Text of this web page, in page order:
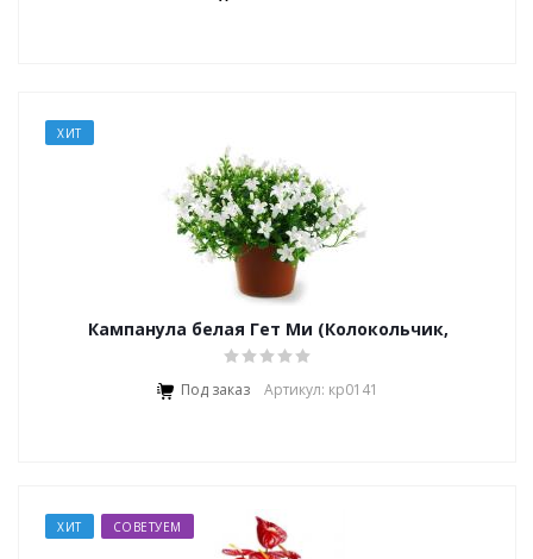
ХИТ
Кампанула белая Гет Ми (Колокольчик,
"Невеста")
Под заказ Артикул: кр0141
ХИТ СОВЕТУЕМ